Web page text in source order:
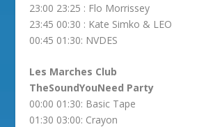
23:00 23:25 : Flo Morrissey
23:45 00:30 : Kate Simko & LEO
00:45 01:30: NVDES
Les Marches Club
TheSoundYouNeed Party
00:00 01:30: Basic Tape
01:30 03:00: Crayon